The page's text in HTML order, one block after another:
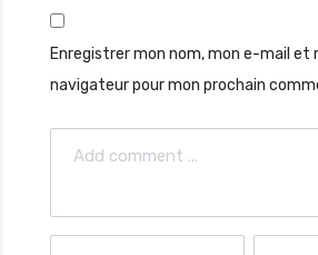
Enregistrer mon nom, mon e-mail et
navigateur pour mon prochain